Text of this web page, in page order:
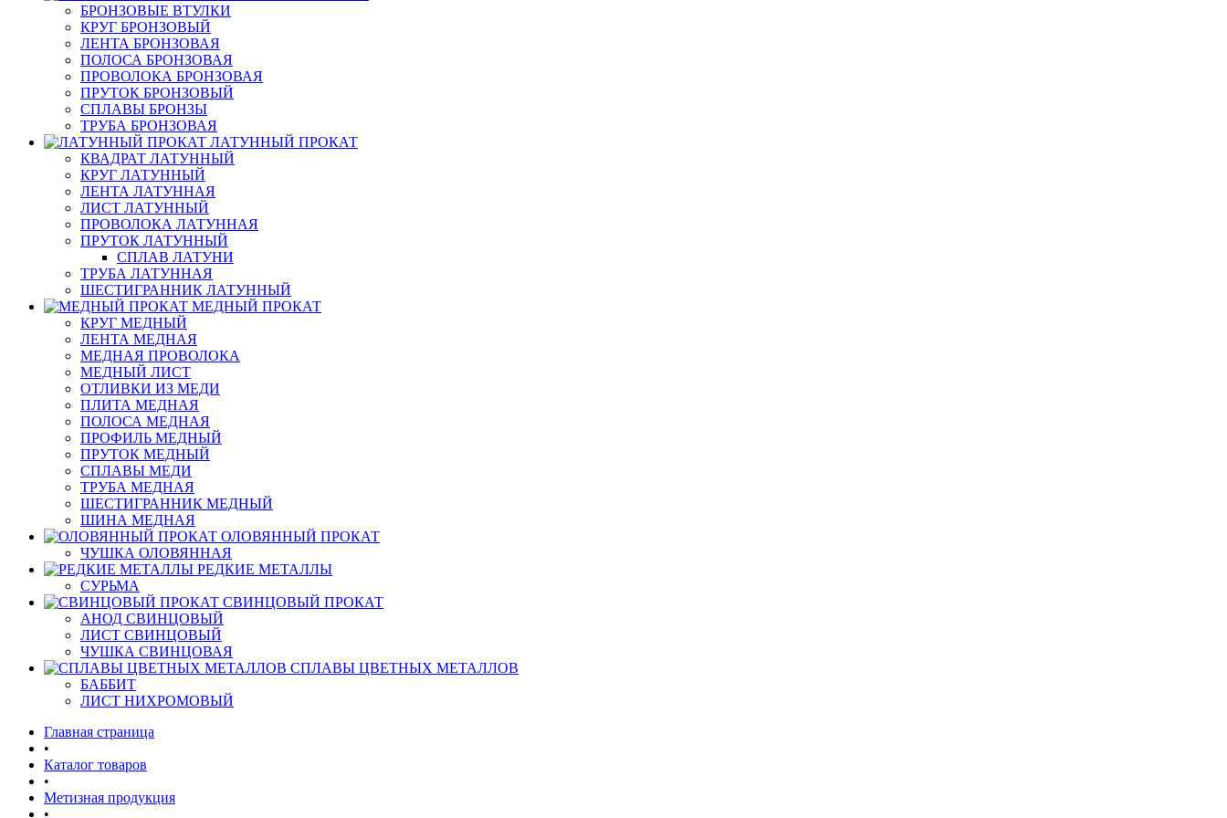
БРОНЗОВЫЕ ВТУЛКИ
КРУГ БРОНЗОВЫЙ
ЛЕНТА БРОНЗОВАЯ
ПОЛОСА БРОНЗОВАЯ
ПРОВОЛОКА БРОНЗОВАЯ
ПРУТОК БРОНЗОВЫЙ
СПЛАВЫ БРОНЗЫ
ТРУБА БРОНЗОВАЯ
ЛАТУННЫЙ ПРОКАТ
КВАДРАТ ЛАТУННЫЙ
КРУГ ЛАТУННЫЙ
ЛЕНТА ЛАТУННАЯ
ЛИСТ ЛАТУННЫЙ
ПРОВОЛОКА ЛАТУННАЯ
ПРУТОК ЛАТУННЫЙ
СПЛАВ ЛАТУНИ
ТРУБА ЛАТУННАЯ
ШЕСТИГРАННИК ЛАТУННЫЙ
МЕДНЫЙ ПРОКАТ
КРУГ МЕДНЫЙ
ЛЕНТА МЕДНАЯ
МЕДНАЯ ПРОВОЛОКА
МЕДНЫЙ ЛИСТ
ОТЛИВКИ ИЗ МЕДИ
ПЛИТА МЕДНАЯ
ПОЛОСА МЕДНАЯ
ПРОФИЛЬ МЕДНЫЙ
ПРУТОК МЕДНЫЙ
СПЛАВЫ МЕДИ
ТРУБА МЕДНАЯ
ШЕСТИГРАННИК МЕДНЫЙ
ШИНА МЕДНАЯ
ОЛОВЯННЫЙ ПРОКАТ
ЧУШКА ОЛОВЯННАЯ
РЕДКИЕ МЕТАЛЛЫ
СУРЬМА
СВИНЦОВЫЙ ПРОКАТ
АНОД СВИНЦОВЫЙ
ЛИСТ СВИНЦОВЫЙ
ЧУШКА СВИНЦОВАЯ
СПЛАВЫ ЦВЕТНЫХ МЕТАЛЛОВ
БАББИТ
ЛИСТ НИХРОМОВЫЙ
Главная страница
•
Каталог товаров
•
Метизная продукция
•